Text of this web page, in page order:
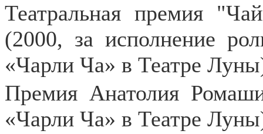
Театральная премия
(2000, за исполнение
«Чарли Ча» в Театре
Премия Анатолия
«Чарли Ча» в Театре